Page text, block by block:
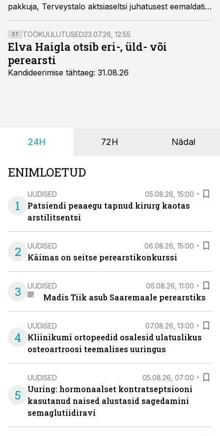
pakkuja, Terveystalo aktsiaseltsi juhatusest eemaldati
ainus arst.
ST TÖÖKUULUTUSED23.07.26, 12:55
Elva Haigla otsib eri-, üld- või
perearsti
Kandideerimise tähtaeg: 31.08.26
24H 72H Nädal
ENIMLOETUD
1
UUDISED 05.08.26, 15:00
Patsiendi peaaegu tapnud kirurg kaotas
arstilitsentsi
2 UUDISED 06.08.26, 15:00
Käimas on seitse perearstikonkurssi
3 UUDISED 06.08.26, 11:00
Madis Tiik asub Saaremaale perearstiks
4
UUDISED 07.08.26, 13:00
Kliinikumi ortopeedid osalesid ulatuslikus
osteoartroosi teemalises uuringus
5
UUDISED 05.08.26, 07:00
Uuring: hormonaalset kontratseptsiooni
kasutanud naised alustasid sagedamini
semaglutiidiravi